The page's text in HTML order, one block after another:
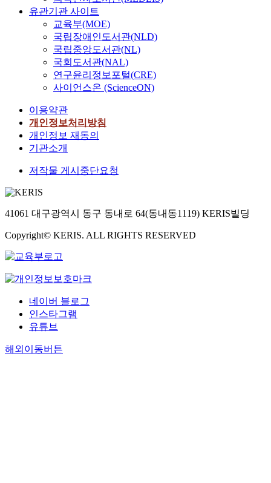
유관기관 사이트
교육부(MOE)
국립장애인도서관(NLD)
국립중앙도서관(NL)
국회도서관(NAL)
연구윤리정보포털(CRE)
사이언스온 (ScienceON)
이용약관
개인정보처리방침
개인정보 재동의
기관소개
저작물 게시중단요청
41061 대구광역시 동구 동내로 64(동내동1119) KERIS빌딩
Copyright© KERIS. ALL RIGHTS RESERVED
네이버 블로그
인스타그램
유튜브
해외이동버튼